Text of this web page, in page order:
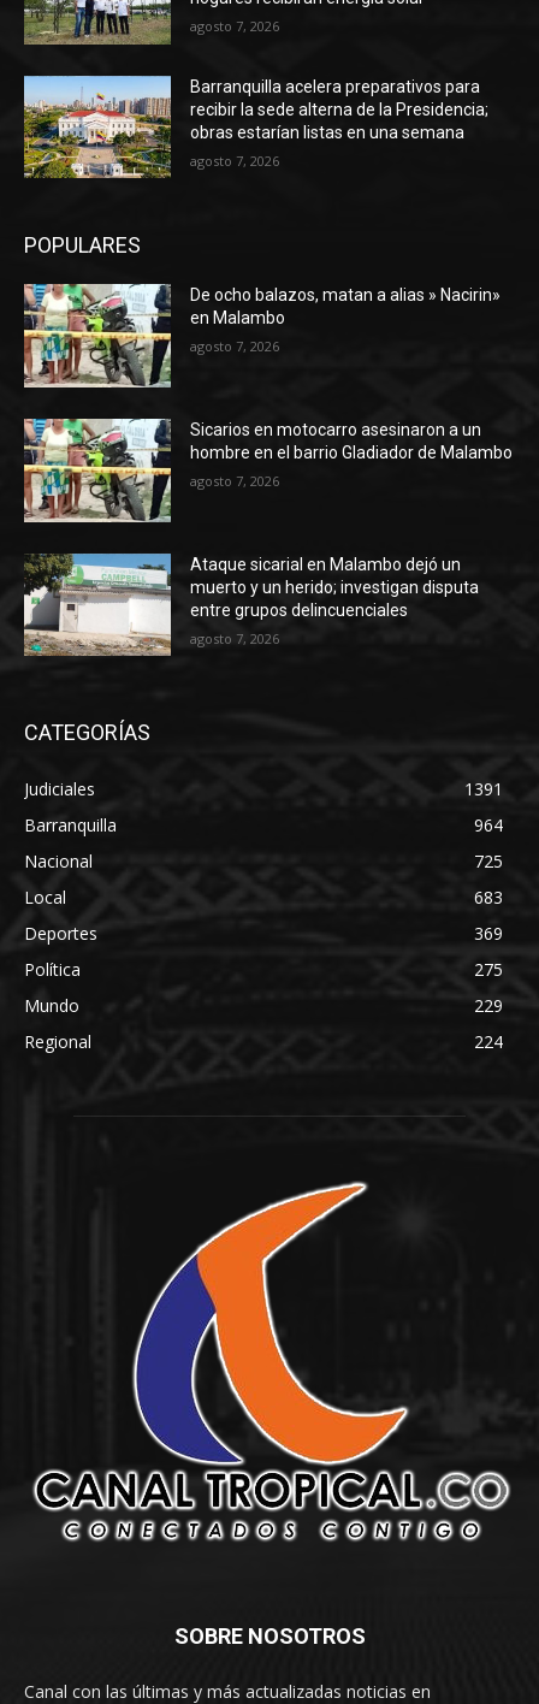
agosto 7, 2026
Barranquilla acelera preparativos para
recibir la sede alterna de la Presidencia;
obras estarían listas en una semana
agosto 7, 2026
POPULARES
De ocho balazos, matan a alias » Nacirin»
en Malambo
agosto 7, 2026
Sicarios en motocarro asesinaron a un
hombre en el barrio Gladiador de Malambo
agosto 7, 2026
Ataque sicarial en Malambo dejó un
muerto y un herido; investigan disputa
entre grupos delincuenciales
agosto 7, 2026
CATEGORÍAS
Judiciales
1391
Barranquilla
964
Nacional
725
Local
683
Deportes
369
Política
275
Mundo
229
Regional
224
SOBRE NOSOTROS
Canal con las últimas y más actualizadas noticias en